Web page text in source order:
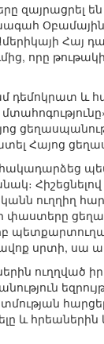
որը
դեմոկրատ
Հայոց
ուղղիղ
փաստերը
սրտի, սա
ուղղված
և հրեաներին